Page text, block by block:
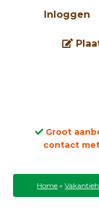
Inloggen
Groot
contact
Home »